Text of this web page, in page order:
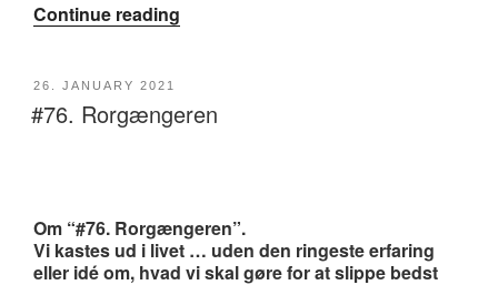
Continue reading
Skjulte
POSTED
26. JANUARY 2021
#76. Rorgængeren
Om “#76. Rorgængeren”.
Vi kastes ud i livet … uden den ringeste erfaring
eller idé om, hvad vi skal gøre for at slippe bedst